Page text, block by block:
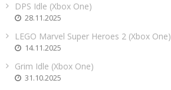
DPS Idle (Xbox One)
28.11.2025
LEGO Marvel Super Heroes 2 (Xbox One)
14.11.2025
Grim Idle (Xbox One)
31.10.2025